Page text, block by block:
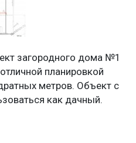
загородного дома №1
планировкой
метров. Объект с
как дачный.